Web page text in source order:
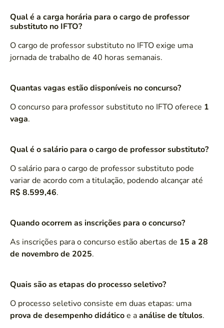
Qual é a carga horária para o cargo de professor
substituto no IFTO?
O cargo de professor substituto no IFTO exige uma
jornada de trabalho de 40 horas semanais.
Quantas vagas estão disponíveis no concurso?
O concurso para professor substituto no IFTO oferece 1
vaga.
Qual é o salário para o cargo de professor substituto?
O salário para o cargo de professor substituto pode
variar de acordo com a titulação, podendo alcançar até
R$ 8.599,46.
Quando ocorrem as inscrições para o concurso?
As inscrições para o concurso estão abertas de 15 a 28
de novembro de 2025.
Quais são as etapas do processo seletivo?
O processo seletivo consiste em duas etapas: uma
prova de desempenho didáticoe aanálise de títulos.